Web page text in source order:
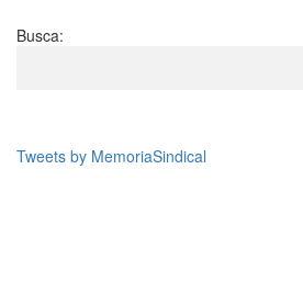
Busca:
Tweets by MemoriaSindical